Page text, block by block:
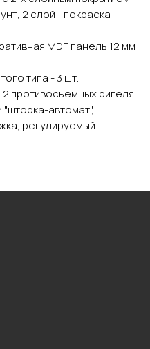
2 слой - покраска
MDF панель 12 мм
типа - 3 шт.
2 противосъемных ригеля
"шторка-автомат",
регулируемый